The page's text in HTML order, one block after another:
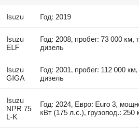
Isuzu Год: 2019
Isuzu
ELF
Год: 2008, пробег: 73 000 км,
дизель
Isuzu
GIGA
Год: 2001, пробег: 112 000
дизель
Isuzu
NPR 75
L-K
Год: 2024, Евро: Euro 3,
кВт (175 л.с.), грузопод.: 250